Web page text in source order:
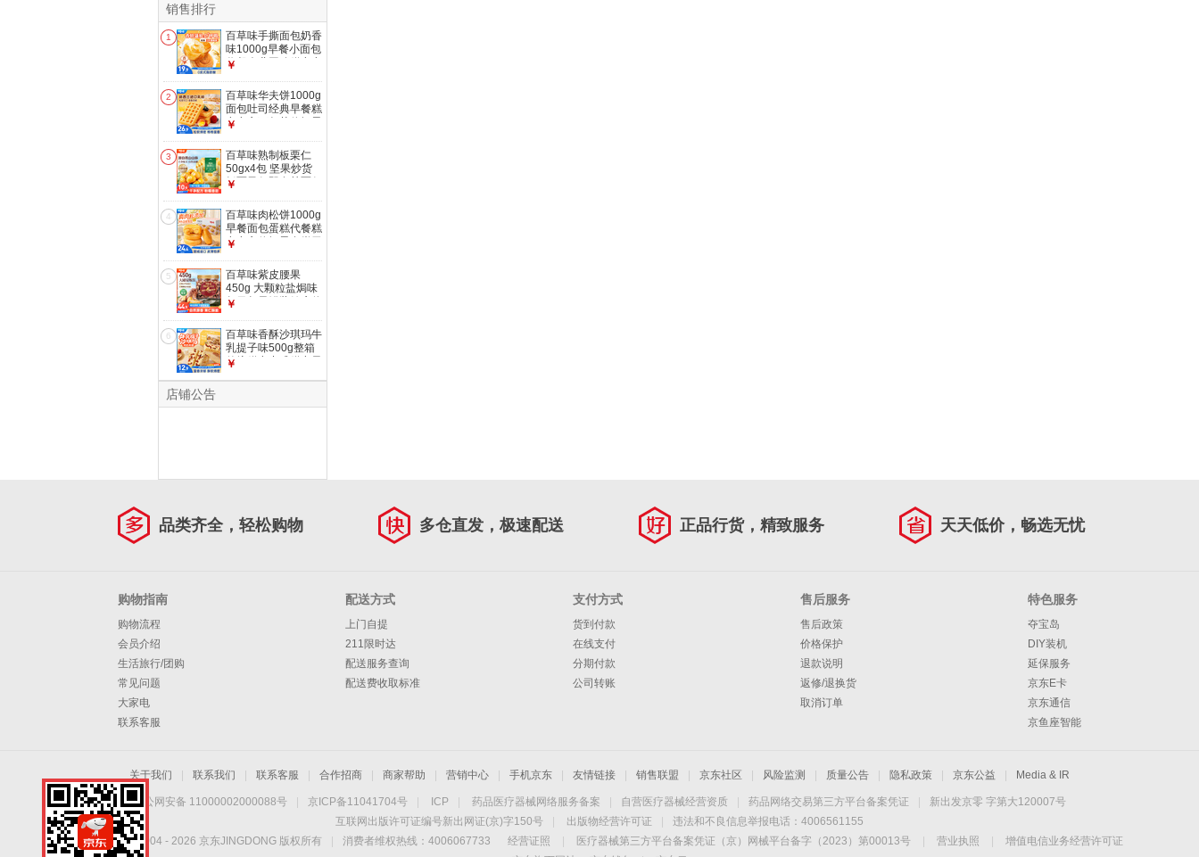
销售排行
1
百草味手撕面包奶香
味1000g早餐小面包
代餐企业团购糕点点
￥
2
百草味华夫饼1000g
面包吐司经典早餐糕
点点心下午茶休闲零
￥
3
百草味熟制板栗仁
50gx4包 坚果炒货
板栗子仁即食甘栗仁
￥
4
百草味肉松饼1000g
早餐面包蛋糕代餐糕
点点心休闲零食饼干
￥
5
百草味紫皮腰果
450g 大颗粒盐焗味
每日坚果罐装健康休
￥
6
百草味香酥沙琪玛牛
乳提子味500g整箱
传统糕点中式糕点早
￥
店铺公告
品类齐全，轻松购物 多仓直发，极速配送 正品行货，精致服务 天天低价，畅选无忧
购物指南
购物流程
会员介绍
生活旅行/团购
常见问题
大家电
联系客服
配送方式
上门自提
211限时达
配送服务查询
配送费收取标准
支付方式
货到付款
在线支付
分期付款
公司转账
售后服务
售后政策
价格保护
退款说明
返修/退换货
取消订单
特色服务
夺宝岛
DIY装机
延保服务
京东E卡
京东通信
京鱼座智能
关于我们 联系我们 联系客服 合作招商 商家帮助 营销中心 手机京东 友情链接 销售联盟 京东社区 风险监测 质量公告 隐私政策 京东公益 Media & IR
京公网安备 11000002000088号 京ICP备11041704号 ICP 药品医疗器械网络服务备案 自营医疗器械经营资质 药品网络交易第三方平台备案凭证
新出发京零 字第大120007号
互联网出版许可证编号新出网证(京)字150号
出版物经营许可证
违法和不良信息举报电话：4006561155
Copyright © 2004 - 2026 京东JINGDONG 版权所有 消费者维权热线：4006067733 经营证照 医疗器械第三方平台备案凭证（京）网械平台备字（2023）第00013号 营业执照
增值电信业务经营许可证